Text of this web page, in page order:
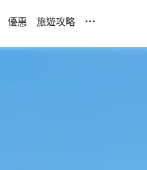
優惠 旅遊攻略 ...